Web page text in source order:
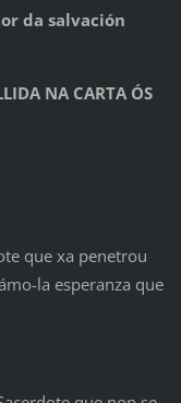
da salvación
NA CARTA ÓS
que xa penetrou
la esperanza que